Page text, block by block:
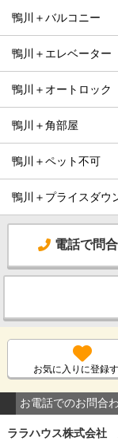
鴨川＋バルコニー
鴨川＋エレベーター
鴨川＋オートロック
鴨川＋角部屋
鴨川＋ペット不可
鴨川＋プライスダウ
電話で問
お気に入りに登録
お電話でのお問合
ララハウス株式会社